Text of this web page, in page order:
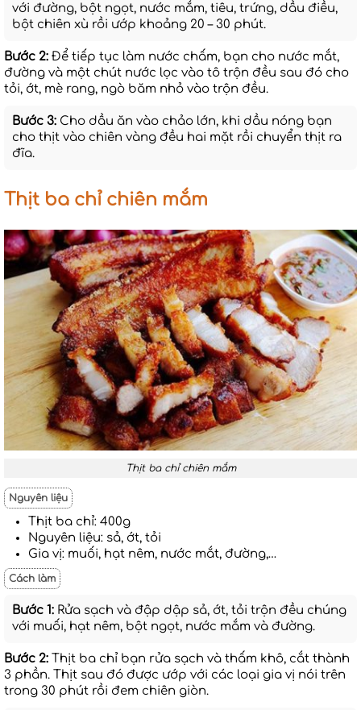
với đường, bột ngọt, nước mắm, tiêu, trứng, dầu điều,
bột chiên xù rồi ướp khoảng 20 – 30 phút.
Bước 2: Để tiếp tục làm nước chấm, bạn cho nước mắt,
đường và một chút nước lọc vào tô trộn đều sau đó cho
tỏi, ớt, mè rang, ngò băm nhỏ vào trộn đều.
Bước 3: Cho dầu ăn vào chảo lớn, khi dầu nóng bạn
cho thịt vào chiên vàng đều hai mặt rồi chuyển thịt ra
đĩa.
Thịt ba chỉ chiên mắm
Thịt ba chỉ chiên mắm
Nguyên liệu
Thịt ba chỉ: 400g
Nguyên liệu: sả, ớt, tỏi
Gia vị: muối, hạt nêm, nước mắt, đường,…
Cách làm
Bước 1: Rửa sạch và đập dập sả, ớt, tỏi trộn đều chúng
với muối, hạt nêm, bột ngọt, nước mắm và đường.
Bước 2: Thịt ba chỉ bạn rửa sạch và thấm khô, cắt thành
3 phần. Thịt sau đó được ướp với các loại gia vị nói trên
trong 30 phút rồi đem chiên giòn.